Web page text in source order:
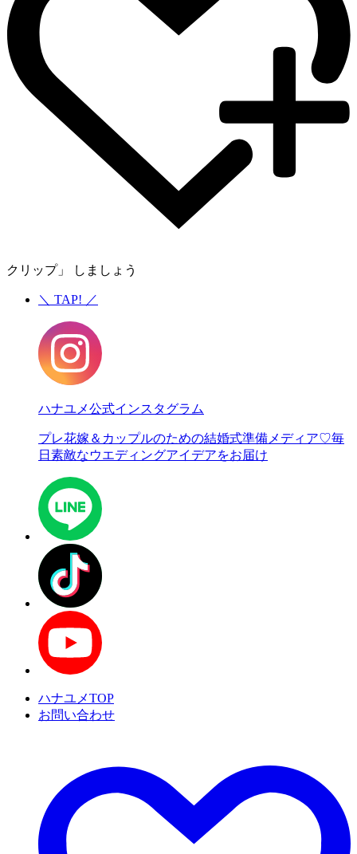
クリップ」 しましょう
＼ TAP! ／
ハナユメ公式インスタグラム
プレ花嫁＆カップルのための結婚式準備メディア♡毎
日素敵なウエディングアイデアをお届け
ハナユメTOP
お問い合わせ